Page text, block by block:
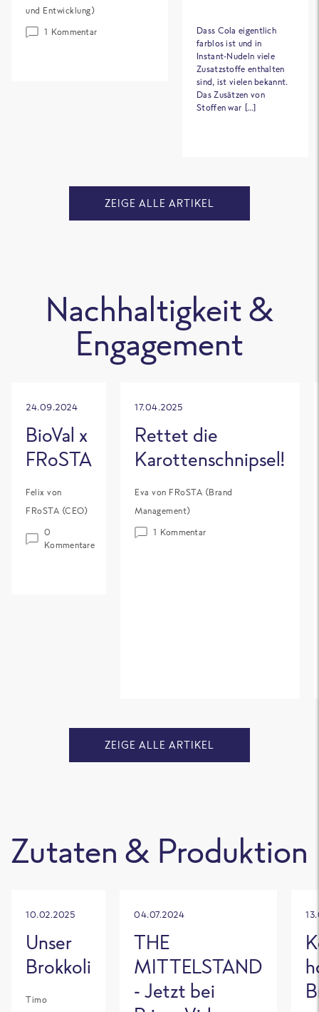
und Entwicklung)
1 Kommentar
Dass Cola eigentlich
farblos ist und in
Instant-Nudeln viele
Zusatzstoffe enthalten
sind, ist vielen bekannt.
Das Zusätzen von
Stoffen war […]
ZEIGE ALLE ARTIKEL
Nachhaltigkeit &
Engagement
24.09.2024
BioVal x
FRoSTA
Felix von
FRoSTA (CEO)
0
Kommentare
17.04.2025
Rettet die
Karottenschnipsel!
Eva von FRoSTA (Brand
Management)
1 Kommentar
ZEIGE ALLE ARTIKEL
Zutaten & Produktion
10.02.2025
Unser
Brokkoli
Timo
04.07.2024
THE
MITTELSTAND
- Jetzt bei